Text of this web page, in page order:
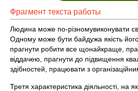
Фрагмент текста работы
Людина може по-різномувиконувати
Одному може бути байдужа якість
прагнути робити все щонайкраще,
віддачею, прагнути до підвищення
здібностей, працювати з
Третя характеристика діяльності, на